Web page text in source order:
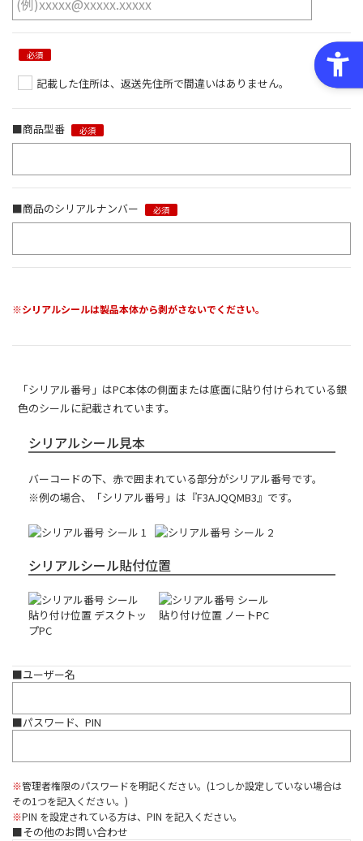
必須
記載した住所は、返送先住所で間違いはありません。
■商品型番 必須
■商品のシリアルナンバー 必須
※シリアルシールは製品本体から剥がさないでください。
「シリアル番号」はPC本体の側面または底面に貼り付けられている銀
色のシールに記載されています。
シリアルシール見本
バーコードの下、赤で囲まれている部分がシリアル番号です。
※例の場合、「シリアル番号」は『F3AJQQMB3』です。
シリアルシール貼付位置
■ユーザー名
■パスワード、PIN
※管理者権限のパスワードを明記ください。(1つしか設定していない場合は
その1つを記入ください。)
※PIN を設定されている方は、PIN を記入ください。
■その他のお問い合わせ